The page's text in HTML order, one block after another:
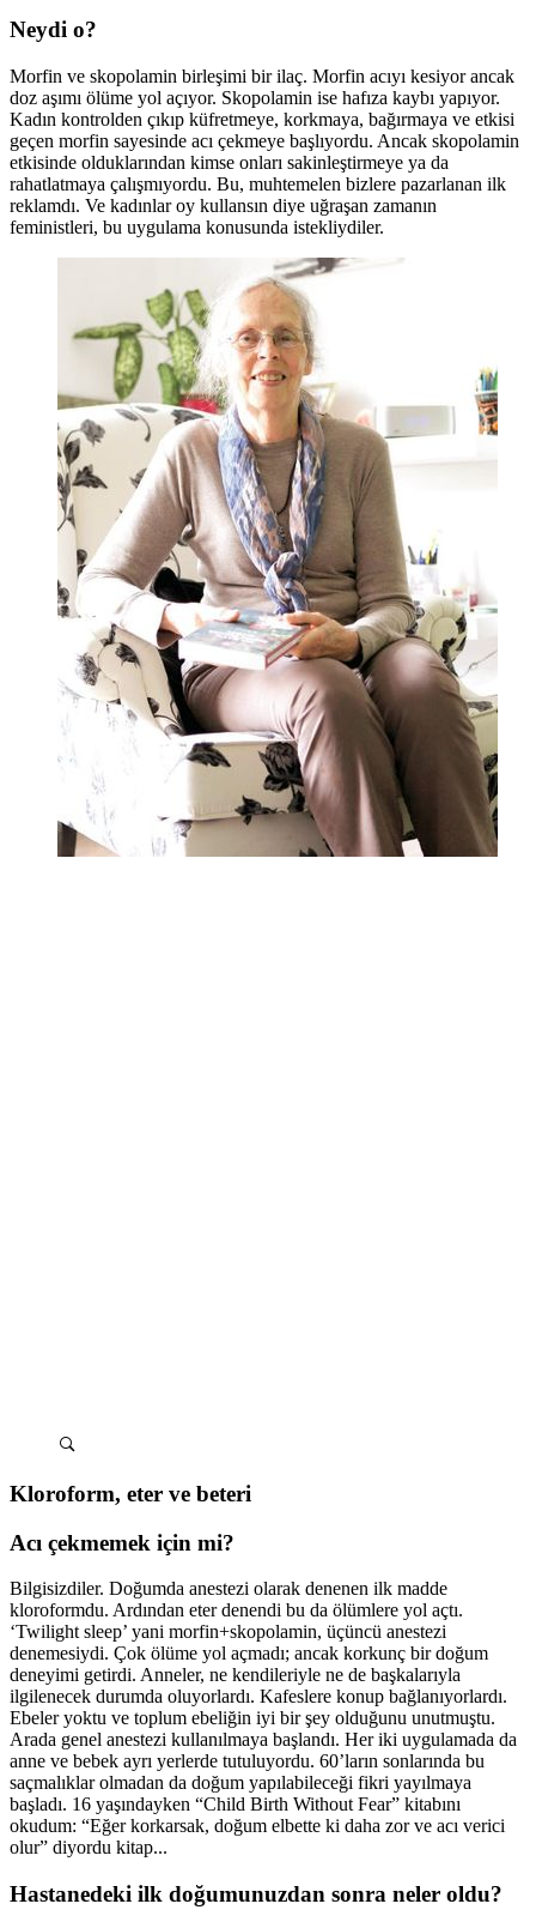
Neydi o?
Morfin ve skopolamin birleşimi bir ilaç. Morfin acıyı kesiyor ancak
doz aşımı ölüme yol açıyor. Skopolamin ise hafıza kaybı yapıyor.
Kadın kontrolden çıkıp küfretmeye, korkmaya, bağırmaya ve etkisi
geçen morfin sayesinde acı çekmeye başlıyordu. Ancak skopolamin
etkisinde olduklarından kimse onları sakinleştirmeye ya da
rahatlatmaya çalışmıyordu. Bu, muhtemelen bizlere pazarlanan ilk
reklamdı. Ve kadınlar oy kullansın diye uğraşan zamanın
feministleri, bu uygulama konusunda istekliydiler.
Kloroform, eter ve beteri
Acı çekmemek için mi?
Bilgisizdiler. Doğumda anestezi olarak denenen ilk madde
kloroformdu. Ardından eter denendi bu da ölümlere yol açtı.
‘Twilight sleep’ yani morfin+skopolamin, üçüncü anestezi
denemesiydi. Çok ölüme yol açmadı; ancak korkunç bir doğum
deneyimi getirdi. Anneler, ne kendileriyle ne de başkalarıyla
ilgilenecek durumda oluyorlardı. Kafeslere konup bağlanıyorlardı.
Ebeler yoktu ve toplum ebeliğin iyi bir şey olduğunu unutmuştu.
Arada genel anestezi kullanılmaya başlandı. Her iki uygulamada da
anne ve bebek ayrı yerlerde tutuluyordu. 60’ların sonlarında bu
saçmalıklar olmadan da doğum yapılabileceği fikri yayılmaya
başladı. 16 yaşındayken “Child Birth Without Fear” kitabını
okudum: “Eğer korkarsak, doğum elbette ki daha zor ve acı verici
olur” diyordu kitap...
Hastanedeki ilk doğumunuzdan sonra neler oldu?